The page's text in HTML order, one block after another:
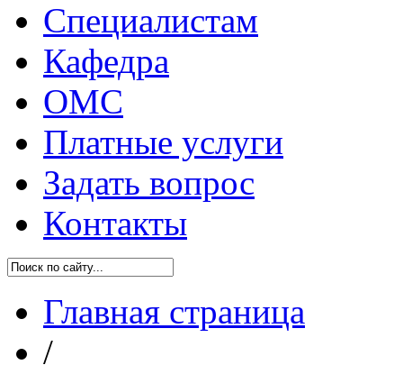
Специалистам
Кафедра
ОМС
Платные услуги
Задать вопрос
Контакты
Главная страница
/